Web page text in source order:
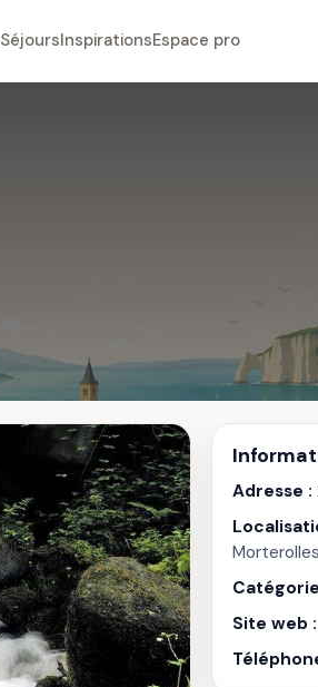
SéjoursInspirationsEspace pro
Adresse :
Morterolles
Site web :